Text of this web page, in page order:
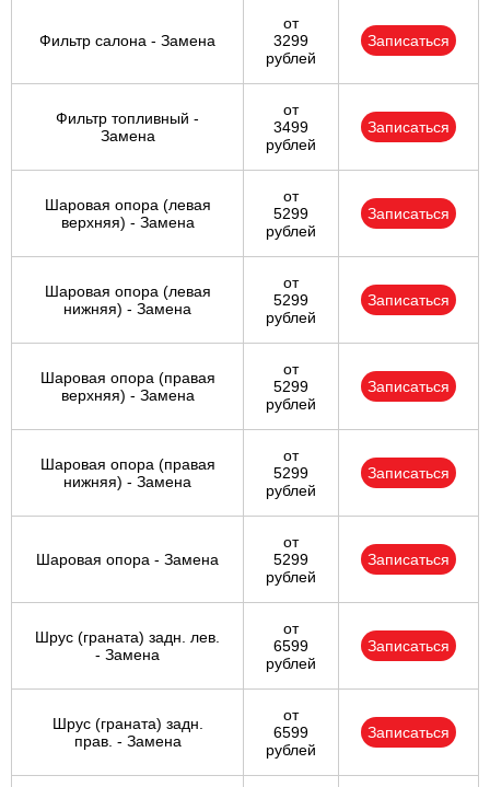
Фильтр салона - Замена
от
3299
рублей
Записаться
Фильтр топливный -
Замена
от
3499
рублей
Записаться
Шаровая опора (левая
верхняя) - Замена
от
5299
рублей
Записаться
Шаровая опора (левая
нижняя) - Замена
от
5299
рублей
Записаться
Шаровая опора (правая
верхняя) - Замена
от
5299
рублей
Записаться
Шаровая опора (правая
нижняя) - Замена
от
5299
рублей
Записаться
Шаровая опора - Замена
от
5299
рублей
Записаться
Шрус (граната) задн. лев.
- Замена
от
6599
рублей
Записаться
Шрус (граната) задн.
прав. - Замена
от
6599
рублей
Записаться